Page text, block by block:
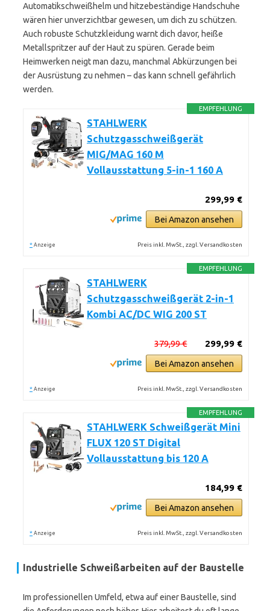
Automatikschweißhelm und hitzebeständige Handschuhe
wären hier unverzichtbar gewesen, um dich zu schützen.
Auch robuste Schutzkleidung warnt dich davor, heiße
Metallspritzer auf der Haut zu spüren. Gerade beim
Heimwerken neigt man dazu, manchmal Abkürzungen bei
der Ausrüstung zu nehmen – das kann schnell gefährlich
werden.
EMPFEHLUNG
STAHLWERK
Schutzgasschweißgerät
MIG/MAG 160 M
Vollausstattung 5-in-1 160 A
299,99 €
Bei Amazon ansehen
* Anzeige Preis inkl. MwSt., zzgl. Versandkosten
EMPFEHLUNG
STAHLWERK
Schutzgasschweißgerät 2-in-1
Kombi AC/DC WIG 200 ST
299,99 €
379,99 €
Bei Amazon ansehen
* Anzeige Preis inkl. MwSt., zzgl. Versandkosten
EMPFEHLUNG
STAHLWERK Schweißgerät Mini
FLUX 120 ST Digital
Vollausstattung bis 120 A
184,99 €
Bei Amazon ansehen
* Anzeige Preis inkl. MwSt., zzgl. Versandkosten
Industrielle Schweißarbeiten auf der Baustelle
Im professionellen Umfeld, etwa auf einer Baustelle, sind